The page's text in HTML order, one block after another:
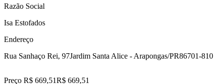
Razão Social
Isa Estofados
Endereço
Rua Sanhaço Rei, 97Jardim Santa Alice - Arapongas/PR86701-810
Preço R$ 669,51R$ 669,51